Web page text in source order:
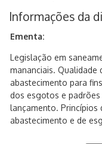
Informações da
Ementa:
Legislação em
mananciais. Qualidade
abastecimento para
dos esgotos e padrões
lançamento. Princípios
abastecimento e de